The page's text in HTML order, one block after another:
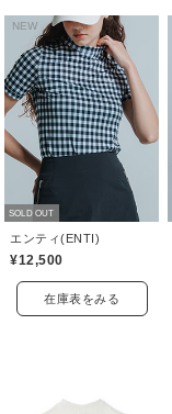
NEW
SOLD OUT
エンティ(ENTI)
¥12,500
在庫表をみる